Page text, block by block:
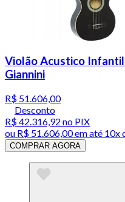
Violão Acustico
Giannini
R$ 51.606,00
Desconto
R$ 42.316,92 no PIX
ou R$ 51.606,00em até 10x
COMPRAR AGORA